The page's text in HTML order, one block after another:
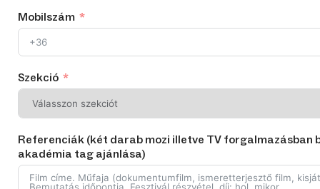
Mobilszám
Szekció
Referenciák (két darab mozi illetve TV
akadémia tag ajánlása)